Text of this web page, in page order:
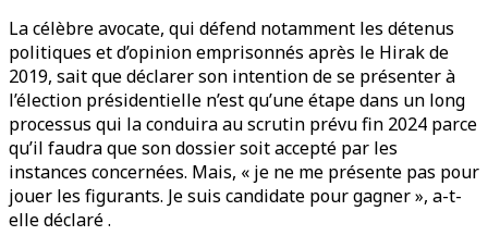
La célèbre avocate, qui défend notamment les détenus
politiques et d’opinion emprisonnés après le Hirak de
2019, sait que déclarer son intention de se présenter à
l’élection présidentielle n’est qu’une étape dans un long
processus qui la conduira au scrutin prévu fin 2024 parce
qu’il faudra que son dossier soit accepté par les
instances concernées. Mais, « je ne me présente pas pour
jouer les figurants. Je suis candidate pour gagner », a-t-
elle déclaré .